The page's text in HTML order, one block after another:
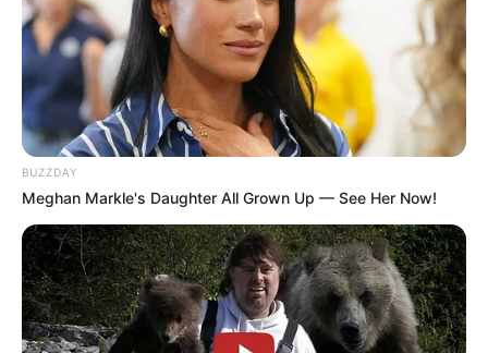
(foto: instagram/u10t_official)
Biodata & Profil
Nama Lengkap: No Soo Il
Nama Panggung: Kuhn
Nama Panggilan: Stormy Kuhn, Blunt Kuhn, Mr. Ttukttak
BUZZDAY
Meghan Markle's Daughter All Grown Up — See Her Now!